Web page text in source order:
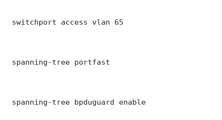
switchport access vlan 65
spanning-tree portfast
spanning-tree bpduguard enable